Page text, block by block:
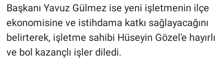
Başkanı Yavuz Gülmez ise yeni işletmenin ilçe
ekonomisine ve istihdama katkı sağlayacağını
belirterek, işletme sahibi Hüseyin Gözel'e hayırlı
ve bol kazançlı işler diledi.